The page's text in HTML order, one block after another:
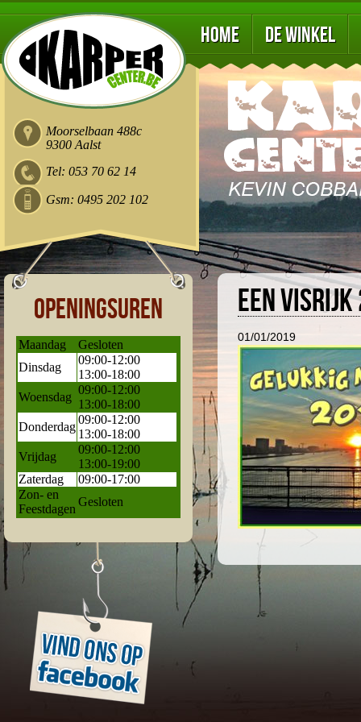
Home De winkel
Moorselbaan 488c
9300 Aalst
Tel: 053 70 62 14
Gsm: 0495 202 102
Openingsuren
Maandag
Gesloten
Dinsdag
09:00-12:00
13:00-18:00
Woensdag
09:00-12:00
13:00-18:00
Donderdag
09:00-12:00
13:00-18:00
Vrijdag
09:00-12:00
13:00-19:00
Zaterdag
09:00-17:00
Zon- en
Feestdagen
Gesloten
Een visrijk
01/01/2019